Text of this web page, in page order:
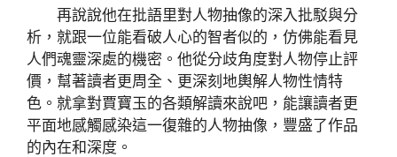
再說說他在批語里對人物抽像的深入批駁與分
析，就跟一位能看破人心的智者似的，仿佛能看見
人們魂靈深處的機密。他從分歧角度對人物停止評
價，幫著讀者更周全、更深刻地輿解人物性情特
色。就拿對賈寶玉的各類解讀來說吧，能讓讀者更
平面地感觸感染這一復雜的人物抽像，豐盛了作品
的內在和深度。